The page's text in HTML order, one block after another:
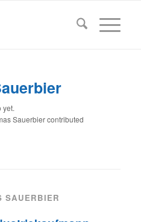
yet.
Sauerbiercontributed
SAUERBIER